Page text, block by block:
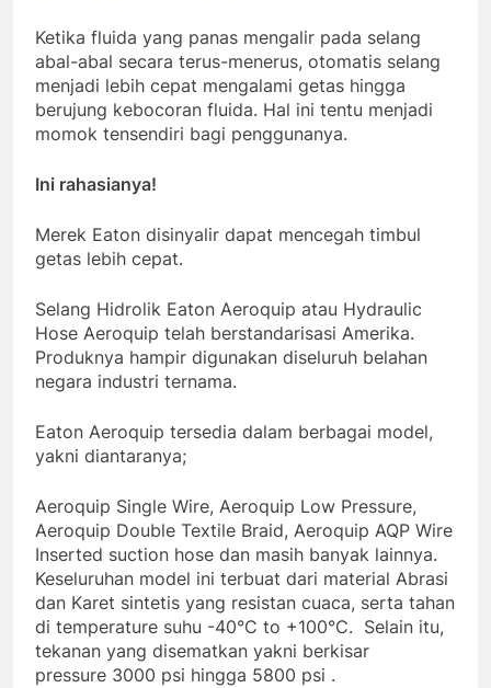
Ketika fluida yang panas mengalir pada selang
abal-abal secara terus-menerus, otomatis selang
menjadi lebih cepat mengalami getas hingga
berujung kebocoran fluida. Hal ini tentu menjadi
momok tensendiri bagi penggunanya.
Ini rahasianya!
Merek Eaton disinyalir dapat mencegah timbul
getas lebih cepat.
Selang Hidrolik Eaton Aeroquip atau Hydraulic
Hose Aeroquip telah berstandarisasi Amerika.
Produknya hampir digunakan diseluruh belahan
negara industri ternama.
Eaton Aeroquip tersedia dalam berbagai model,
yakni diantaranya;
Aeroquip Single Wire, Aeroquip Low Pressure,
Aeroquip Double Textile Braid, Aeroquip AQP Wire
Inserted suction hose dan masih banyak lainnya.
Keseluruhan model ini terbuat dari material Abrasi
dan Karet sintetis yang resistan cuaca, serta tahan
di temperature suhu -40°C to +100°C. Selain itu,
tekanan yang disematkan yakni berkisar
pressure 3000 psi hingga 5800 psi .